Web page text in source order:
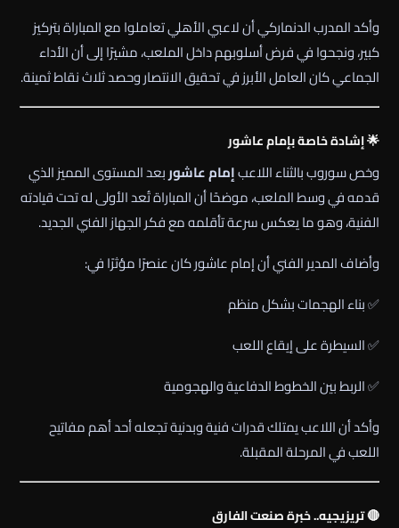
وأكد المدرب الدنماركي أن لاعبي الأهلي تعاملوا مع المباراة بتركيز
كبير، ونجحوا في فرض أسلوبهم داخل الملعب، مشيرًا إلى أن الأداء
الجماعي كان العامل الأبرز في تحقيق الانتصار وحصد ثلاث نقاط ثمينة.
🌟 إشادة خاصة بإمام عاشور
وخص سوروب بالثناء اللاعبإمام عاشوربعد المستوى المميز الذي
قدمه في وسط الملعب، موضحًا أن المباراة تُعد الأولى له تحت قيادته
الفنية، وهو ما يعكس سرعة تأقلمه مع فكر الجهاز الفني الجديد.
وأضاف المدير الفني أن إمام عاشور كان عنصرًا مؤثرًا في:
✅ بناء الهجمات بشكل منظم
✅ السيطرة على إيقاع اللعب
✅ الربط بين الخطوط الدفاعية والهجومية
وأكد أن اللاعب يمتلك قدرات فنية وبدنية تجعله أحد أهم مفاتيح
اللعب في المرحلة المقبلة.
🔴 تريزيجيه.. خبرة صنعت الفارق